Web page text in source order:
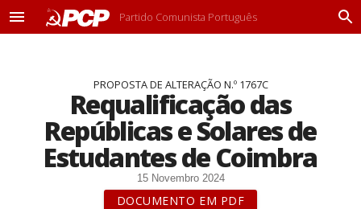
M
Partido Comunista Português
P
PROPOSTA DE ALTERAÇÃO N.º 1767C
Requalificação das
Repúblicas e Solares de
Estudantes de Coimbra
15 Novembro 2024
DOCUMENTO EM PDF